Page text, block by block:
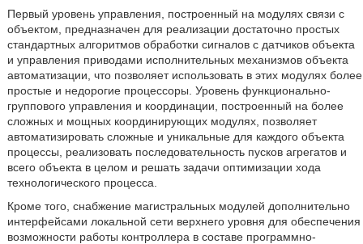
Первый уровень управления, построенный на модулях связи с
объектом, предназначен для реализации достаточно простых
стандартных алгоритмов обработки сигналов с датчиков объекта
и управления приводами исполнительных механизмов объекта
автоматизации, что позволяет использовать в этих модулях более
простые и недорогие процессоры. Уровень функционально-
группового управления и координации, построенный на более
сложных и мощных координирующих модулях, позволяет
автоматизировать сложные и уникальные для каждого объекта
процессы, реализовать последовательность пусков агрегатов и
всего объекта в целом и решать задачи оптимизации хода
технологического процесса.
Кроме того, снабжение магистральных модулей дополнительно
интерфейсами локальной сети верхнего уровня для обеспечения
возможности работы контроллера в составе программно-